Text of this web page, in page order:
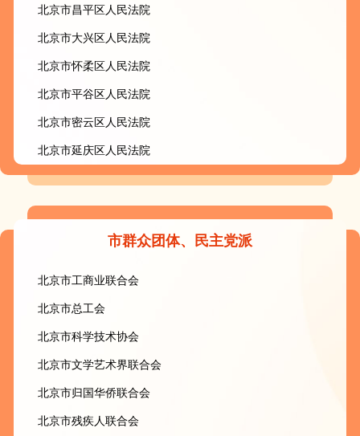
北京市昌平区人民法院
北京市大兴区人民法院
北京市怀柔区人民法院
北京市平谷区人民法院
北京市密云区人民法院
北京市延庆区人民法院
市群众团体、民主党派
北京市工商业联合会
北京市总工会
北京市科学技术协会
北京市文学艺术界联合会
北京市归国华侨联合会
北京市残疾人联合会